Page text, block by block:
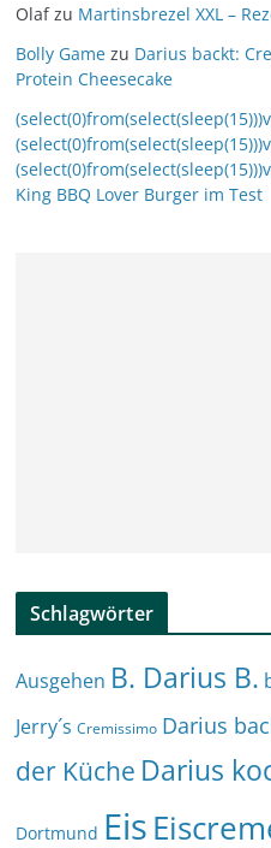
Olafzu Martinsbrezel XXL –
Bolly Game zu Darius backt:
Protein Cheesecake
King BBQ Lover Burger im Test
Schlagwörter
Ausgehen B. Darius B.
Jerry´s Cremissimo Darius
der Küche Darius
Dortmund Eis